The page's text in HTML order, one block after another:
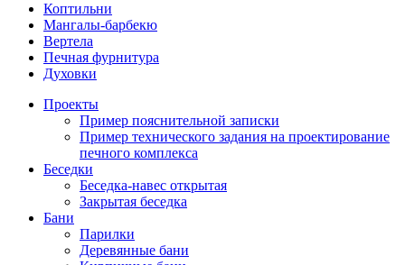
Коптильни
Мангалы-барбекю
Вертела
Печная фурнитура
Духовки
Проекты
Пример пояснительной записки
Пример технического задания на проектирование
печного комплекса
Беседки
Беседка-навес открытая
Закрытая беседка
Бани
Парилки
Деревянные бани